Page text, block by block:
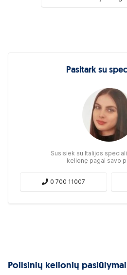
Pasitark su
Susisiek su Italijos
kelionę pagal savo
0 700 11007
Poilsinių kelionių pasiūlymai